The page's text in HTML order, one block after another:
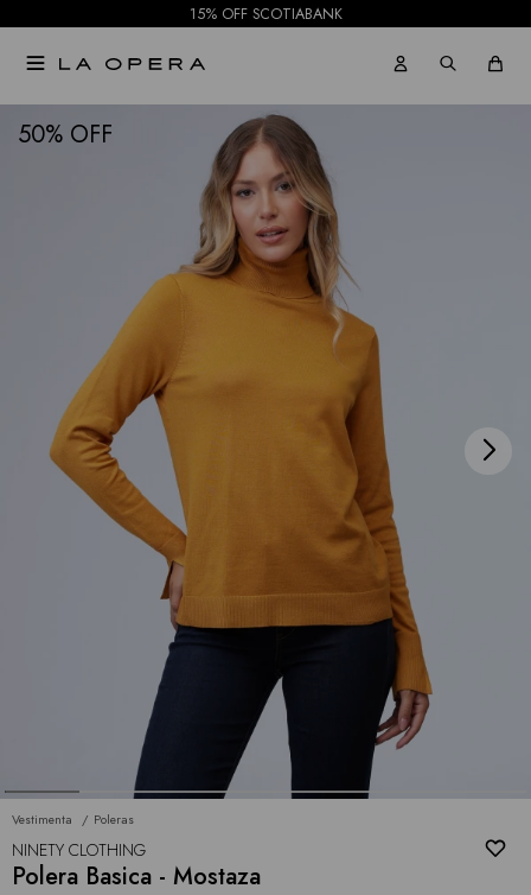
15% OFF SCOTIABANK

50
Vestimenta Poleras
NINETY CLOTHING
Polera Basica - Mostaza
NOTIFICARME